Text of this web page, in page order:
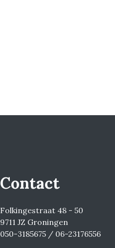
Contact
Folkingestraat 48 - 50
9711 JZ Groningen
050-3185675 / 06-23176556